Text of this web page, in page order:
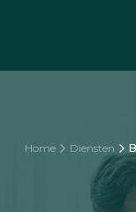
Home Diensten